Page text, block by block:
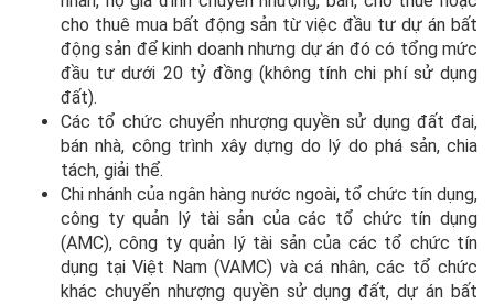
cho thuê mua bất động sản từ việc đầu tư dự án bất
động sản để kinh doanh nhưng dự án đó có tổng mức
đầu tư dưới 20 tỷ đồng (không tính chi phí sử dụng
đất).
Các tổ chức chuyển nhượng quyền sử dụng đất đai,
bán nhà, công trình xây dựng do lý do phá sản, chia
tách, giải thể.
Chi nhánh của ngân hàng nước ngoài, tổ chức tín dụng,
công ty quản lý tài sản của các tổ chức tín dụng
(AMC), công ty quản lý tài sản của các tổ chức tín
dụng tại Việt Nam (VAMC) và cá nhân, các tổ chức
khác chuyển nhượng quyền sử dụng đất, dự án bất